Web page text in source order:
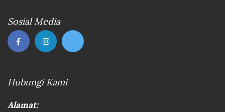
Sosial Media
Hubungi Kami
Alamat: